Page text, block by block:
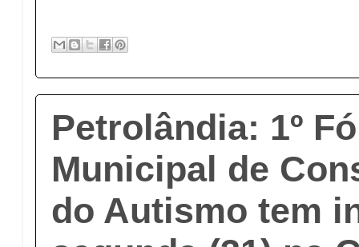
Petrolândia: 1º
Municipal de
do Autismo tem